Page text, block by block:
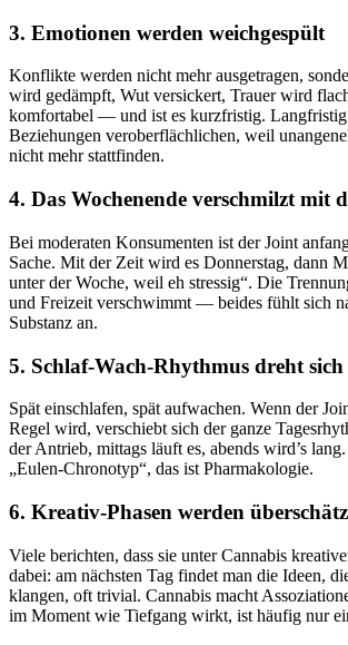
3. Emotionen werden weichgespült
Konflikte werden nicht mehr ausgetragen,
wird gedämpft, Wut versickert, Trauer wird
komfortabel — und ist es kurzfristig. Langfristig
Beziehungen veroberflächlichen, weil
nicht mehr stattfinden.
4. Das Wochenende verschmilzt mit
Bei moderaten Konsumenten ist der Joint
Sache. Mit der Zeit wird es Donnerstag, dann
unter der Woche, weil eh stressig“. Die
und Freizeit verschwimmt — beides fühlt sich
Substanz an.
5. Schlaf-Wach-Rhythmus dreht sich
Spät einschlafen, spät aufwachen. Wenn der
Regel wird, verschiebt sich der ganze
der Antrieb, mittags läuft es, abends wird’s
„Eulen-Chronotyp“, das ist Pharmakologie.
6. Kreativ-Phasen werden
Viele berichten, dass sie unter Cannabis
dabei: am nächsten Tag findet man die Ideen,
klangen, oft trivial. Cannabis macht
im Moment wie Tiefgang wirkt, ist häufig nur